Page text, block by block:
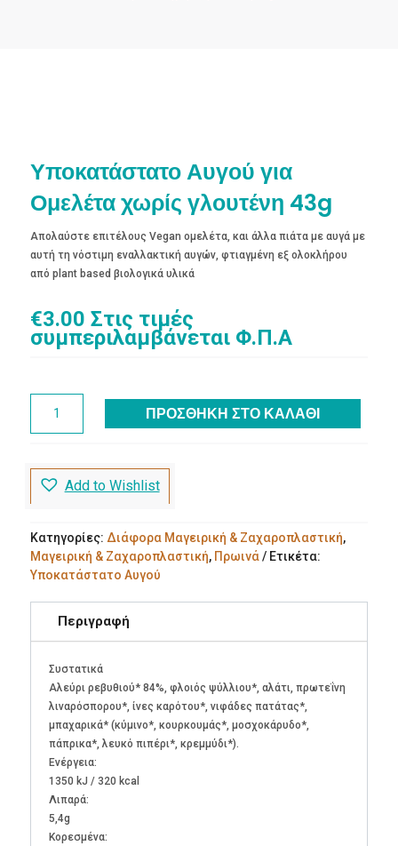
Υποκατάστατο Αυγού για
Ομελέτα χωρίς γλουτένη 43g
Απολαύστε επιτέλους Vegan ομελέτα, και άλλα πιάτα με αυγά με
αυτή τη νόστιμη εναλλακτική αυγών, φτιαγμένη εξ ολοκλήρου
από plant based βιολογικά υλικά
€3.00 Στις τιμές
συμπεριλαμβάνεται Φ.Π.Α
Αυγού
χωρίς
γλουτένη
ποσότητα
ΠΡΟΣΘΉΚΗ ΣΤΟ ΚΑΛΆΘΙ
Add to Wishlist
Κατηγορίες: Διάφορα Μαγειρική & Ζαχαροπλαστική,
Μαγειρική & Ζαχαροπλαστική, Πρωινά
Ετικέτα:
Υποκατάστατο Αυγού
Περιγραφή
Συστατικά
Αλεύρι ρεβυθιού* 84%, φλοιός ψύλλιου*, αλάτι, πρωτεΐνη
λιναρόσπορου*, ίνες καρότου*, νιφάδες πατάτας*,
μπαχαρικά* (κύμινο*, κουρκουμάς*, μοσχοκάρυδο*,
πάπρικα*, λευκό πιπέρι*, κρεμμύδι*).
Ενέργεια:
1350 kJ / 320 kcal
Λιπαρά:
5,4g
Kορεσμένα: